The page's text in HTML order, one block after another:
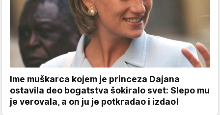
Ime muškarca kojem je princeza Dajana
ostavila deo bogatstva šokiralo svet: Slepo mu
je verovala, a on ju je potkradao i izdao!